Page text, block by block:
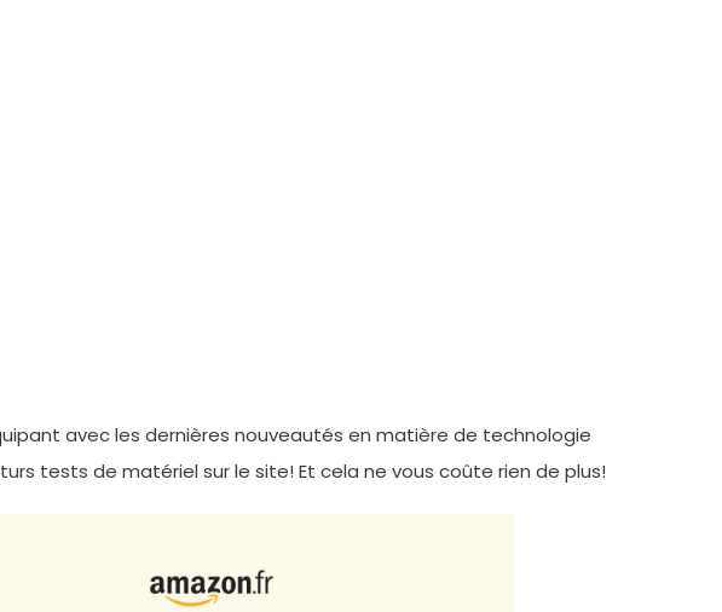
avec les dernières nouveautés en matière de technologie
tests de matériel sur le site! Et cela ne vous coûte rien de plus!